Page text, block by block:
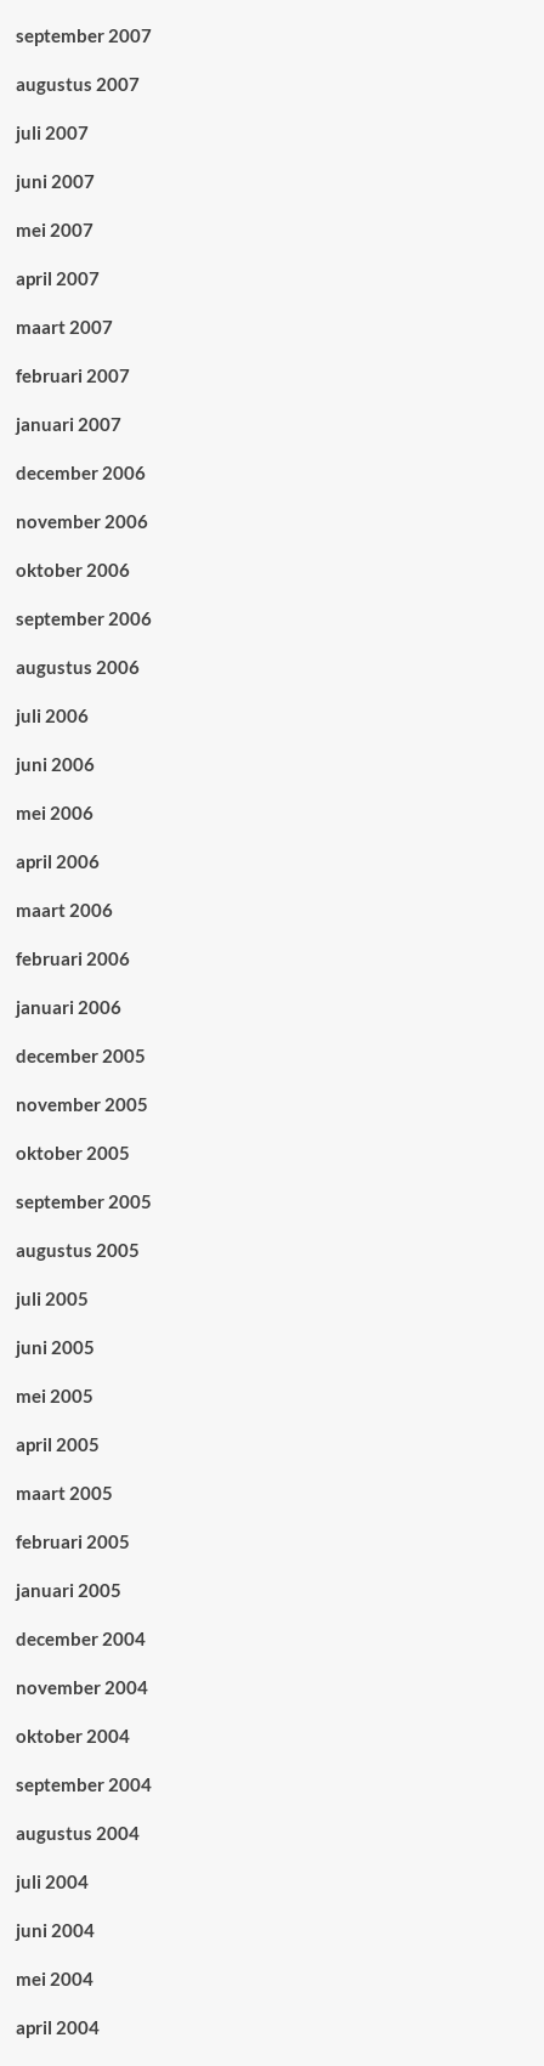
september 2007
augustus 2007
juli 2007
juni 2007
mei 2007
april 2007
maart 2007
februari 2007
januari 2007
december 2006
november 2006
oktober 2006
september 2006
augustus 2006
juli 2006
juni 2006
mei 2006
april 2006
maart 2006
februari 2006
januari 2006
december 2005
november 2005
oktober 2005
september 2005
augustus 2005
juli 2005
juni 2005
mei 2005
april 2005
maart 2005
februari 2005
januari 2005
december 2004
november 2004
oktober 2004
september 2004
augustus 2004
juli 2004
juni 2004
mei 2004
april 2004